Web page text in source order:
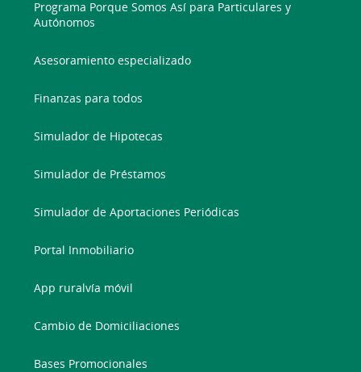
Programa Porque Somos Así para Particulares y
Autónomos
Asesoramiento especializado
Finanzas para todos
Simulador de Hipotecas
Simulador de Préstamos
Simulador de Aportaciones Periódicas
Portal Inmobiliario
App ruralvía móvil
Cambio de Domiciliaciones
Bases Promocionales